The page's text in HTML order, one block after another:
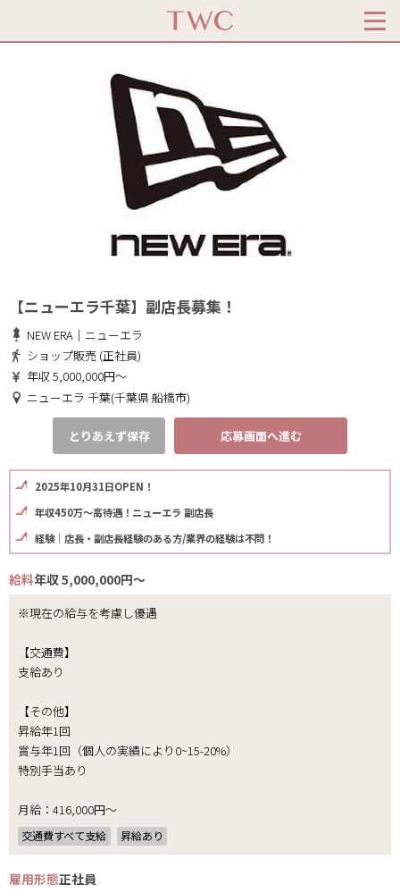
【ニューエラ千葉】副店長募集！
NEW ERA｜ニューエラ
ショップ販売 (正社員)
年収 5,000,000円～
ニューエラ 千葉(千葉県 船橋市)
とりあえず保存 応募画面へ進む
2025年10月31日OPEN！
年収450万～高待遇！ニューエラ 副店長
経験｜店長・副店長経験のある方/業界の経験は不問！
給料年収 5,000,000円～
※現在の給与を考慮し優遇
【交通費】
支給あり
【その他】
昇給年1回
賞与年1回（個人の実績により0~15-20%）
特別手当あり
月給：416,000円～
交通費すべて支給 昇給あり
雇用形態正社員